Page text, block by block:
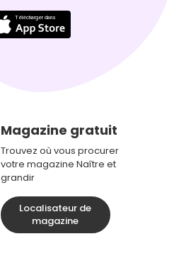
Magazine gratuit
Trouvez où vous procurer
votre magazine Naître et
grandir
Localisateur de
magazine